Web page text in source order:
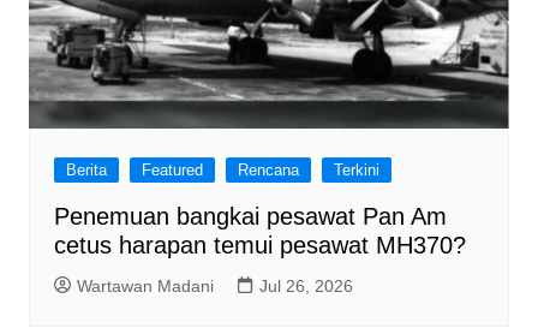
Berita Featured Rencana Terkini
Penemuan bangkai pesawat Pan Am
cetus harapan temui pesawat MH370?
Wartawan Madani Jul 26, 2026